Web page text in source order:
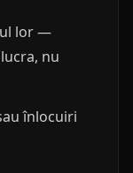
lor —
nu
înlocuiri